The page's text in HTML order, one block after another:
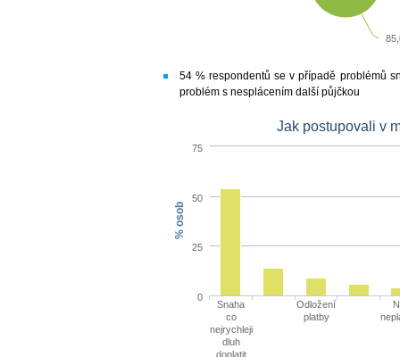
54 % respondentů se v případě problémů
problém s nesplácením další půjčkou
% osob
Jak postupovali v
Snaha
co
nejrychleji
dluh
doplatit
Odložení
platby
0
25
50
75